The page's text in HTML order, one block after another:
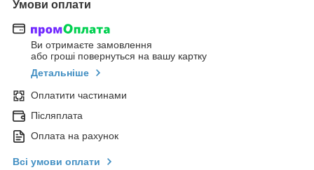
Умови оплати
Ви отримаєте замовлення
або гроші повернуться на вашу картку
Детальніше
Оплатити частинами
Післяплата
Оплата на рахунок
Всі умови оплати